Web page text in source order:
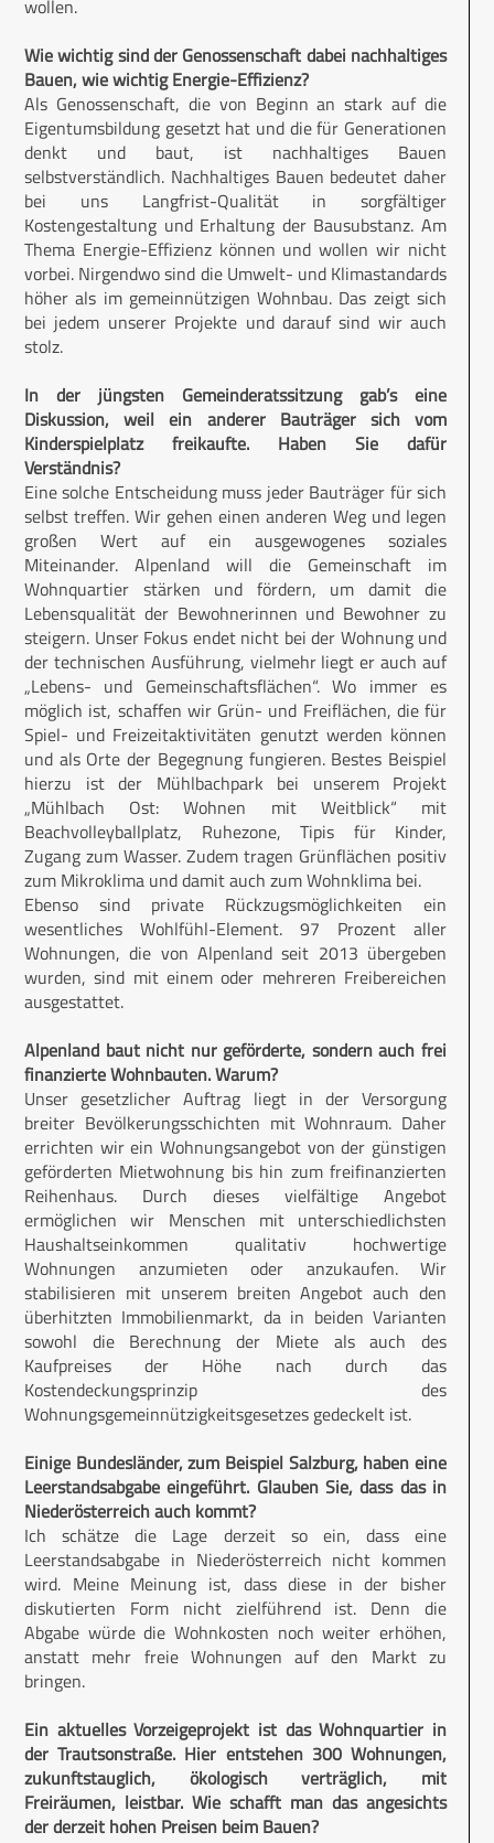
wollen.
Wie wichtig sind der Genossenschaft dabei nachhaltiges
Bauen, wie wichtig Energie-Effizienz?
Als Genossenschaft, die von Beginn an stark auf die
Eigentumsbildung gesetzt hat und die für Generationen
denkt und baut, ist nachhaltiges Bauen
selbstverständlich. Nachhaltiges Bauen bedeutet daher
bei uns Langfrist-Qualität in sorgfältiger
Kostengestaltung und Erhaltung der Bausubstanz. Am
Thema Energie-Effizienz können und wollen wir nicht
vorbei. Nirgendwo sind die Umwelt- und Klimastandards
höher als im gemeinnützigen Wohnbau. Das zeigt sich
bei jedem unserer Projekte und darauf sind wir auch
stolz.
In der jüngsten Gemeinderatssitzung gab’s eine
Diskussion, weil ein anderer Bauträger sich vom
Kinderspielplatz freikaufte. Haben Sie dafür
Verständnis?
Eine solche Entscheidung muss jeder Bauträger für sich
selbst treffen. Wir gehen einen anderen Weg und legen
großen Wert auf ein ausgewogenes soziales
Miteinander. Alpenland will die Gemeinschaft im
Wohnquartier stärken und fördern, um damit die
Lebensqualität der Bewohnerinnen und Bewohner zu
steigern. Unser Fokus endet nicht bei der Wohnung und
der technischen Ausführung, vielmehr liegt er auch auf
„Lebens- und Gemeinschaftsflächen“. Wo immer es
möglich ist, schaffen wir Grün- und Freiflächen, die für
Spiel- und Freizeitaktivitäten genutzt werden können
und als Orte der Begegnung fungieren. Bestes Beispiel
hierzu ist der Mühlbachpark bei unserem Projekt
„Mühlbach Ost: Wohnen mit Weitblick“ mit
Beachvolleyballplatz, Ruhezone, Tipis für Kinder,
Zugang zum Wasser. Zudem tragen Grünflächen positiv
zum Mikroklima und damit auch zum Wohnklima bei.
Ebenso sind private Rückzugsmöglichkeiten ein
wesentliches Wohlfühl-Element. 97 Prozent aller
Wohnungen, die von Alpenland seit 2013 übergeben
wurden, sind mit einem oder mehreren Freibereichen
ausgestattet.
Alpenland baut nicht nur geförderte, sondern auch frei
finanzierte Wohnbauten. Warum?
Unser gesetzlicher Auftrag liegt in der Versorgung
breiter Bevölkerungsschichten mit Wohnraum. Daher
errichten wir ein Wohnungs­angebot von der günstigen
geförderten Mietwohnung bis hin zum freifinanzierten
Reihenhaus. Durch dieses vielfältige Angebot
ermöglichen wir Menschen mit unterschiedlichsten
Haushaltseinkommen qualitativ hochwertige
Wohnungen anzumieten oder anzukaufen. Wir
stabilisieren mit unserem breiten Angebot auch den
überhitzten Immobilienmarkt, da in beiden Varianten
sowohl die Berechnung der Miete als auch des
Kaufpreises der Höhe nach durch das
Kostendeckungsprinzip des
Wohnungsgemeinnützigkeitsgesetzes gedeckelt ist.
Einige Bundesländer, zum Beispiel Salzburg, haben eine
Leerstandsabgabe eingeführt. Glauben Sie, dass das in
Niederösterreich auch kommt?
Ich schätze die Lage derzeit so ein, dass eine
Leerstandsabgabe in Niederösterreich nicht kommen
wird. Meine Meinung ist, dass diese in der bisher
diskutierten Form nicht zielführend ist. Denn die
Abgabe würde die Wohnkosten noch weiter erhöhen,
anstatt mehr freie Wohnungen auf den Markt zu
bringen.
Ein aktuelles Vorzeigeprojekt ist das Wohnquartier in
der Trautsonstraße. Hier entstehen 300 Wohnungen,
zukunftstauglich, ökologisch verträglich, mit
Freiräumen, leistbar. Wie schafft man das angesichts
der derzeit hohen Preisen beim Bauen?